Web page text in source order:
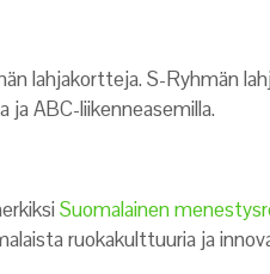
lahjakortteja. S-Ryhmän
ja ABC-liikenneasemilla.
Suomalainen
ruokakulttuuria ja